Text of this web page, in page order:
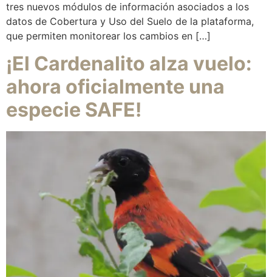
tres nuevos módulos de información asociados a los
datos de Cobertura y Uso del Suelo de la plataforma,
que permiten monitorear los cambios en […]
¡El Cardenalito alza vuelo:
ahora oficialmente una
especie SAFE!